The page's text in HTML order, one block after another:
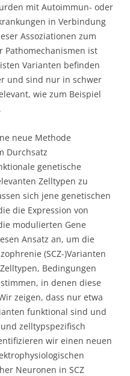
mit Autoimmun- oder
in Verbindung
Assoziationen zum
Pathomechanismen ist
Varianten befinden
und sind nur in schwer
wie zum Beispiel
neue Methode
Durchsatz
genetische
Zelltypen zu
sich jene genetischen
die Expression von
modulierten Gene
Ansatz an, um die
(SCZ-)Varianten
Bedingungen
in denen diese
zeigen, dass nur etwa
funktional sind und
zelltypspezifisch
wir einen neuen
Neuronen in SCZ